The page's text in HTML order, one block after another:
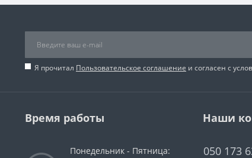
Я прочитал Пользовательское соглашение и согласен с
Время работы
Понедельник - Пятница:
Наши
050 173